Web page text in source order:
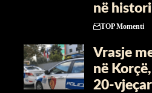
në
TOP Momenti
Vrasje
në
20-